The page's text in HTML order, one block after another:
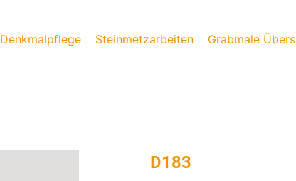
Denkmalpflege Steinmetzarbeiten Grabmale
D183